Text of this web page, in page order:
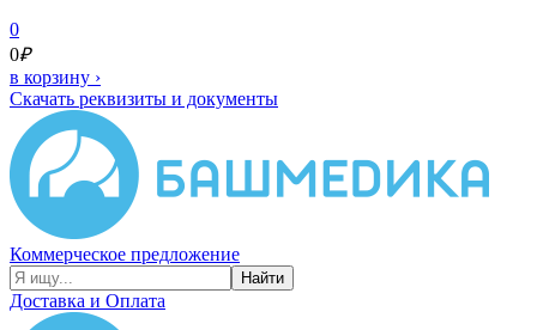
0
0₽
в корзину ›
Скачать реквизиты и документы
Коммерческое предложение
Найти
Доставка и Оплата